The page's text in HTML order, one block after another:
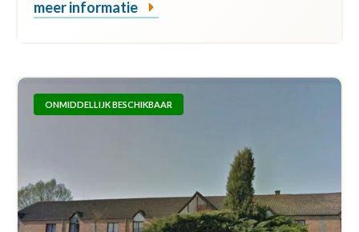
meer informatie
ONMIDDELLIJK BESCHIKBAAR